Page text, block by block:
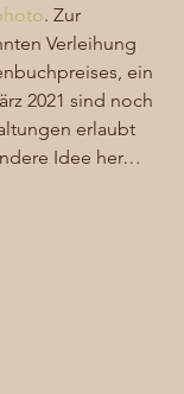
. Zur
Verleihung
ein
2021 sind noch
erlaubt
Idee her…